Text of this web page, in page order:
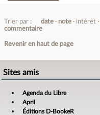
Trier par : date note intérêt
commentaire
Revenir en haut de page
Sites amis
Agenda du Libre
April
Éditions D-BookeR